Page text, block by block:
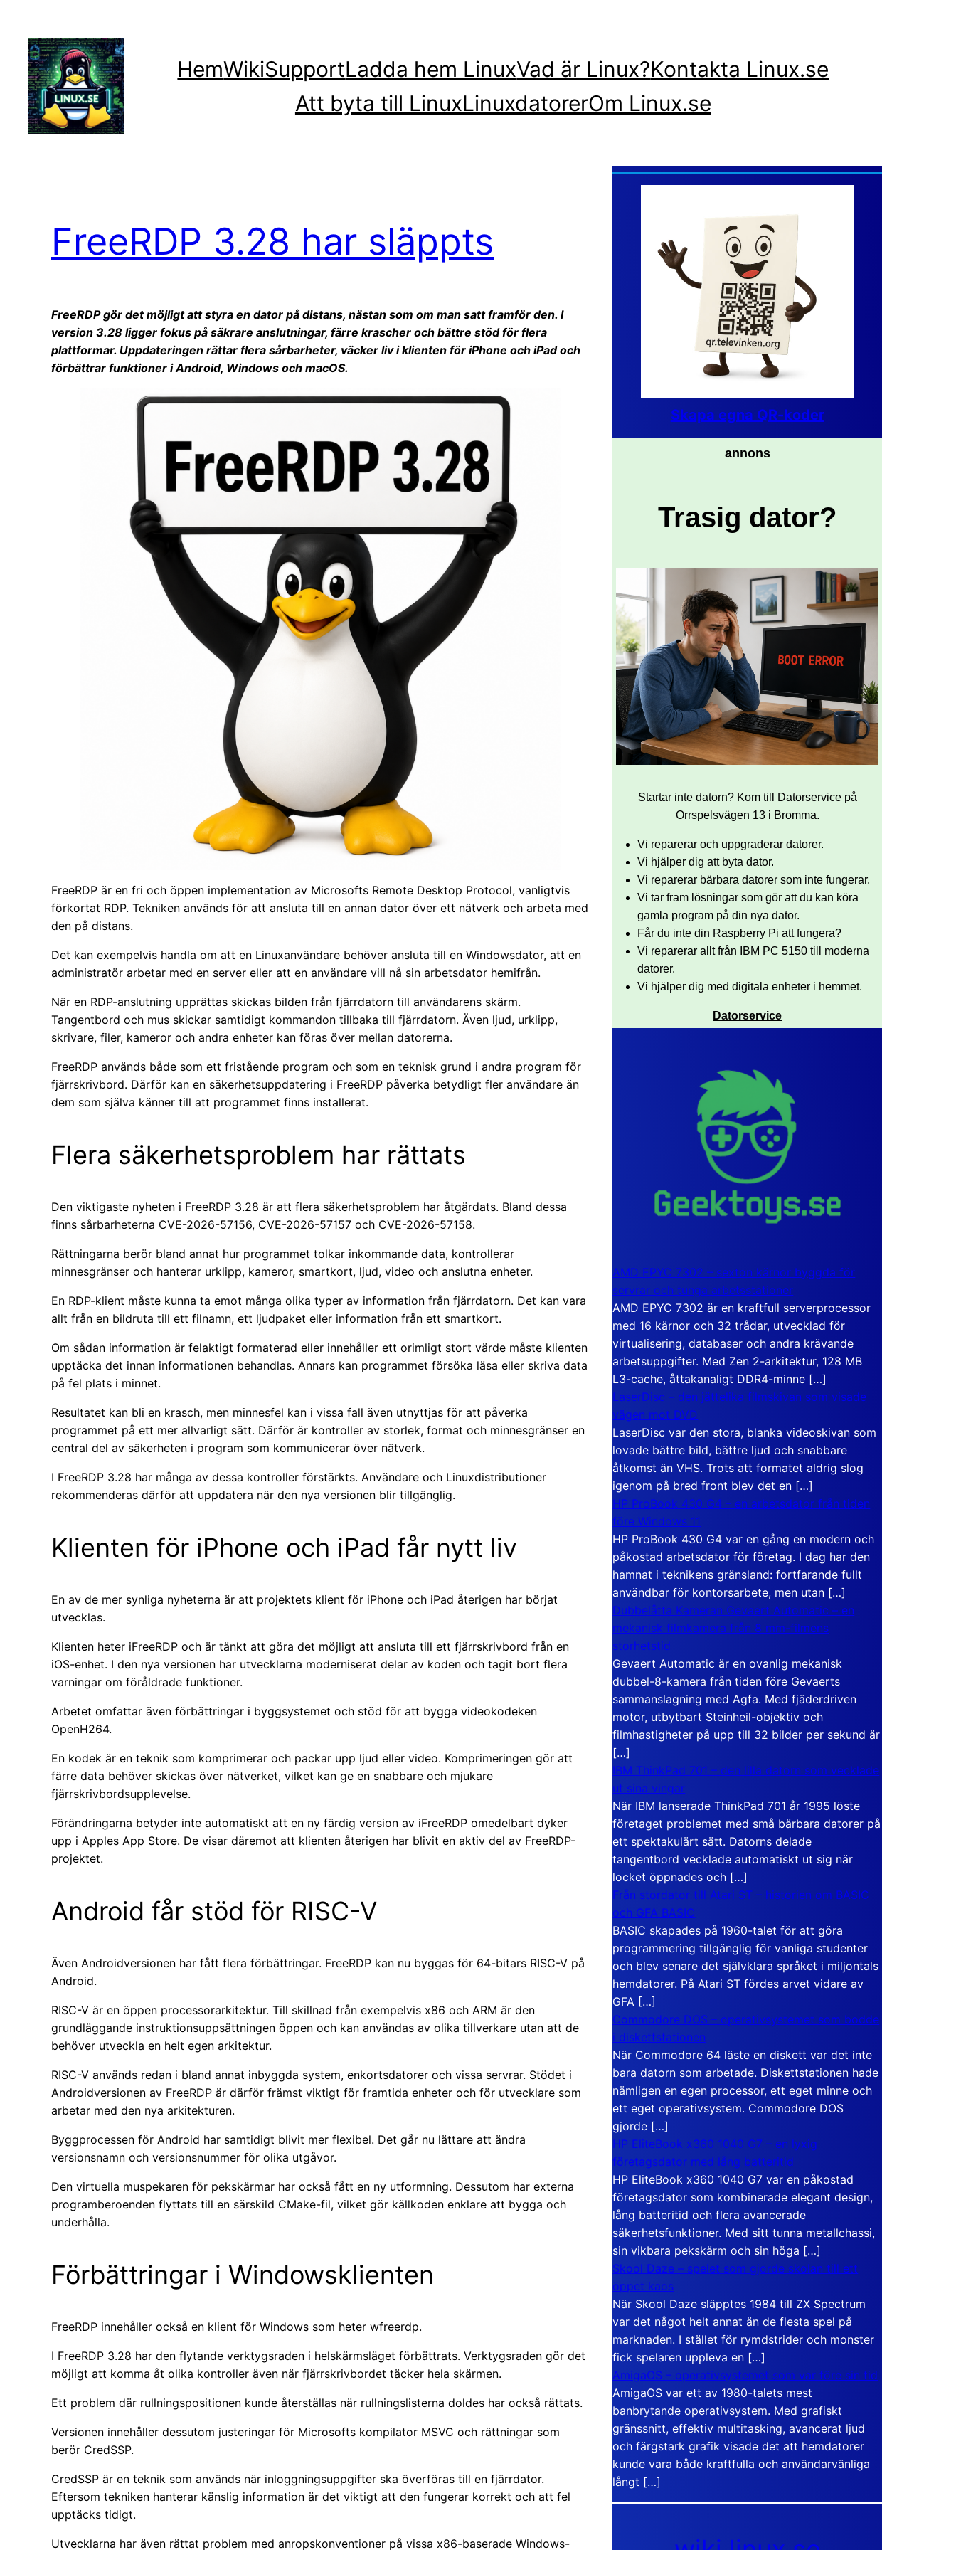
innehåll
HemWikiSupportLadda hem LinuxVad är Linux?Kontakta Linux.se
Att byta till LinuxLinuxdatorerOm Linux.se
FreeRDP 3.28 har släppts
FreeRDP gör det möjligt att styra en dator på distans, nästan som om man satt framför den. I
version 3.28 ligger fokus på säkrare anslutningar, färre krascher och bättre stöd för flera
plattformar. Uppdateringen rättar flera sårbarheter, väcker liv i klienten för iPhone och iPad och
förbättrar funktioner i Android, Windows och macOS.
FreeRDP är en fri och öppen implementation av Microsofts Remote Desktop Protocol, vanligtvis
förkortat RDP. Tekniken används för att ansluta till en annan dator över ett nätverk och arbeta med
den på distans.
Det kan exempelvis handla om att en Linuxanvändare behöver ansluta till en Windowsdator, att en
administratör arbetar med en server eller att en användare vill nå sin arbetsdator hemifrån.
När en RDP-anslutning upprättas skickas bilden från fjärrdatorn till användarens skärm.
Tangentbord och mus skickar samtidigt kommandon tillbaka till fjärrdatorn. Även ljud, urklipp,
skrivare, filer, kameror och andra enheter kan föras över mellan datorerna.
FreeRDP används både som ett fristående program och som en teknisk grund i andra program för
fjärrskrivbord. Därför kan en säkerhetsuppdatering i FreeRDP påverka betydligt fler användare än
dem som själva känner till att programmet finns installerat.
Flera säkerhetsproblem har rättats
Den viktigaste nyheten i FreeRDP 3.28 är att flera säkerhetsproblem har åtgärdats. Bland dessa
finns sårbarheterna CVE-2026-57156, CVE-2026-57157 och CVE-2026-57158.
Rättningarna berör bland annat hur programmet tolkar inkommande data, kontrollerar
minnesgränser och hanterar urklipp, kameror, smartkort, ljud, video och anslutna enheter.
En RDP-klient måste kunna ta emot många olika typer av information från fjärrdatorn. Det kan vara
allt från en bildruta till ett filnamn, ett ljudpaket eller information från ett smartkort.
Om sådan information är felaktigt formaterad eller innehåller ett orimligt stort värde måste klienten
upptäcka det innan informationen behandlas. Annars kan programmet försöka läsa eller skriva data
på fel plats i minnet.
Resultatet kan bli en krasch, men minnesfel kan i vissa fall även utnyttjas för att påverka
programmet på ett mer allvarligt sätt. Därför är kontroller av storlek, format och minnesgränser en
central del av säkerheten i program som kommunicerar över nätverk.
I FreeRDP 3.28 har många av dessa kontroller förstärkts. Användare och Linuxdistributioner
rekommenderas därför att uppdatera när den nya versionen blir tillgänglig.
Klienten för iPhone och iPad får nytt liv
En av de mer synliga nyheterna är att projektets klient för iPhone och iPad återigen har börjat
utvecklas.
Klienten heter iFreeRDP och är tänkt att göra det möjligt att ansluta till ett fjärrskrivbord från en
iOS-enhet. I den nya versionen har utvecklarna moderniserat delar av koden och tagit bort flera
varningar om föråldrade funktioner.
Arbetet omfattar även förbättringar i byggsystemet och stöd för att bygga videokodeken
OpenH264.
En kodek är en teknik som komprimerar och packar upp ljud eller video. Komprimeringen gör att
färre data behöver skickas över nätverket, vilket kan ge en snabbare och mjukare
fjärrskrivbordsupplevelse.
Förändringarna betyder inte automatiskt att en ny färdig version av iFreeRDP omedelbart dyker
upp i Apples App Store. De visar däremot att klienten återigen har blivit en aktiv del av FreeRDP-
projektet.
Android får stöd för RISC-V
Även Androidversionen har fått flera förbättringar. FreeRDP kan nu byggas för 64-bitars RISC-V på
Android.
RISC-V är en öppen processorarkitektur. Till skillnad från exempelvis x86 och ARM är den
grundläggande instruktionsuppsättningen öppen och kan användas av olika tillverkare utan att de
behöver utveckla en helt egen arkitektur.
RISC-V används redan i bland annat inbyggda system, enkortsdatorer och vissa servrar. Stödet i
Androidversionen av FreeRDP är därför främst viktigt för framtida enheter och för utvecklare som
arbetar med den nya arkitekturen.
Byggprocessen för Android har samtidigt blivit mer flexibel. Det går nu lättare att ändra
versionsnamn och versionsnummer för olika utgåvor.
Den virtuella muspekaren för pekskärmar har också fått en ny utformning. Dessutom har externa
programberoenden flyttats till en särskild CMake-fil, vilket gör källkoden enklare att bygga och
underhålla.
Förbättringar i Windowsklienten
FreeRDP innehåller också en klient för Windows som heter wfreerdp.
I FreeRDP 3.28 har den flytande verktygsraden i helskärmsläget förbättrats. Verktygsraden gör det
möjligt att komma åt olika kontroller även när fjärrskrivbordet täcker hela skärmen.
Ett problem där rullningspositionen kunde återställas när rullningslisterna doldes har också rättats.
Versionen innehåller dessutom justeringar för Microsofts kompilator MSVC och rättningar som
berör CredSSP.
CredSSP är en teknik som används när inloggningsuppgifter ska överföras till en fjärrdator.
Eftersom tekniken hanterar känslig information är det viktigt att den fungerar korrekt och att fel
upptäcks tidigt.
Utvecklarna har även rättat problem med anropskonventioner på vissa x86-baserade Windows-
Skapa egna QR-koder
annons
Trasig dator?
Startar inte datorn? Kom till Datorservice på
Orrspelsvägen 13 i Bromma.
Vi reparerar och uppgraderar datorer.
Vi hjälper dig att byta dator.
Vi reparerar bärbara datorer som inte fungerar.
Vi tar fram lösningar som gör att du kan köra
gamla program på din nya dator.
Får du inte din Raspberry Pi att fungera?
Vi reparerar allt från IBM PC 5150 till moderna
datorer.
Vi hjälper dig med digitala enheter i hemmet.
Datorservice
AMD EPYC 7302 – sexton kärnor byggda för
servrar och tunga arbetsstationer
AMD EPYC 7302 är en kraftfull serverprocessor
med 16 kärnor och 32 trådar, utvecklad för
virtualisering, databaser och andra krävande
arbetsuppgifter. Med Zen 2-arkitektur, 128 MB
L3-cache, åttakanaligt DDR4-minne […]
LaserDisc – den jättelika filmskivan som visade
vägen mot DVD
LaserDisc var den stora, blanka videoskivan som
lovade bättre bild, bättre ljud och snabbare
åtkomst än VHS. Trots att formatet aldrig slog
igenom på bred front blev det en […]
HP ProBook 430 G4 – en arbetsdator från tiden
före Windows 11
HP ProBook 430 G4 var en gång en modern och
påkostad arbetsdator för företag. I dag har den
hamnat i teknikens gränsland: fortfarande fullt
användbar för kontorsarbete, men utan […]
Dubbelåtta Kameran Gevaert Automatic – en
mekanisk filmkamera från 8 mm-filmens
storhetstid
Gevaert Automatic är en ovanlig mekanisk
dubbel-8-kamera från tiden före Gevaerts
sammanslagning med Agfa. Med fjäderdriven
motor, utbytbart Steinheil-objektiv och
filmhastigheter på upp till 32 bilder per sekund är
[…]
IBM ThinkPad 701 – den lilla datorn som vecklade
ut sina vingar
När IBM lanserade ThinkPad 701 år 1995 löste
företaget problemet med små bärbara datorer på
ett spektakulärt sätt. Datorns delade
tangentbord vecklade automatiskt ut sig när
locket öppnades och […]
Från stordator till Atari ST – historien om BASIC
och GFA BASIC
BASIC skapades på 1960-talet för att göra
programmering tillgänglig för vanliga studenter
och blev senare det självklara språket i miljontals
hemdatorer. På Atari ST fördes arvet vidare av
GFA […]
Commodore DOS – operativsystemet som bodde
i diskettstationen
När Commodore 64 läste en diskett var det inte
bara datorn som arbetade. Diskettstationen hade
nämligen en egen processor, ett eget minne och
ett eget operativsystem. Commodore DOS
gjorde […]
HP EliteBook x360 1040 G7 – en lyxig
företagsdator med lång batteritid
HP EliteBook x360 1040 G7 var en påkostad
företagsdator som kombinerade elegant design,
lång batteritid och flera avancerade
säkerhetsfunktioner. Med sitt tunna metallchassi,
sin vikbara pekskärm och sin höga […]
Skool Daze – spelet som gjorde skolan till ett
öppet kaos
När Skool Daze släpptes 1984 till ZX Spectrum
var det något helt annat än de flesta spel på
marknaden. I stället för rymdstrider och monster
fick spelaren uppleva en […]
AmigaOS – operativsystemet som var före sin tid
AmigaOS var ett av 1980-talets mest
banbrytande operativsystem. Med grafiskt
gränssnitt, effektiv multitasking, avancerat ljud
och färgstark grafik visade det att hemdatorer
kunde vara både kraftfulla och användarvänliga
långt […]